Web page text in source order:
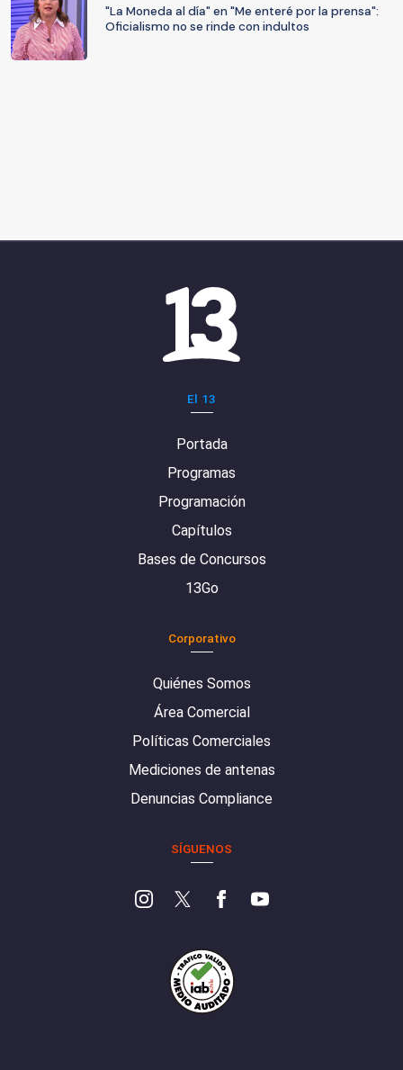
"La Moneda al día" en "Me enteré por la prensa":
Oficialismo no se rinde con indultos
El 13
Portada
Programas
Programación
Capítulos
Bases de Concursos
13Go
Corporativo
Quiénes Somos
Área Comercial
Políticas Comerciales
Mediciones de antenas
Denuncias Compliance
SÍGUENOS